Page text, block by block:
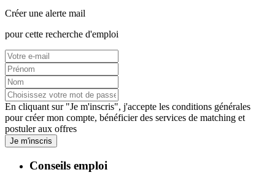
Créer une alerte mail
pour cette recherche d'emploi
En cliquant sur "Je m'inscris", j'accepte les conditions générales
pour créer mon compte, bénéficier des services de matching et
postuler aux offres
Je m'inscris
Conseils emploi